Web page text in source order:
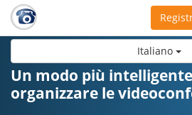
Italiano
Un modo più
organizzare le